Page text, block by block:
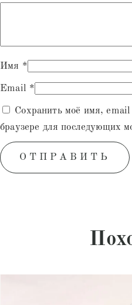
Имя *
Email *
Сохранить моё имя, email
браузере для последующих